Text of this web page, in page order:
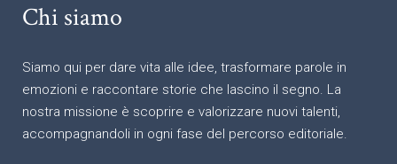
Chi siamo
Siamo qui per dare vita alle idee, trasformare parole in
emozioni e raccontare storie che lascino il segno. La
nostra missione è scoprire e valorizzare nuovi talenti,
accompagnandoli in ogni fase del percorso editoriale.